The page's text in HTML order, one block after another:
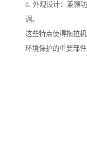
8. 外观设计：兼顾
调。
这些特点使得拖拉
环境保护的重要部件